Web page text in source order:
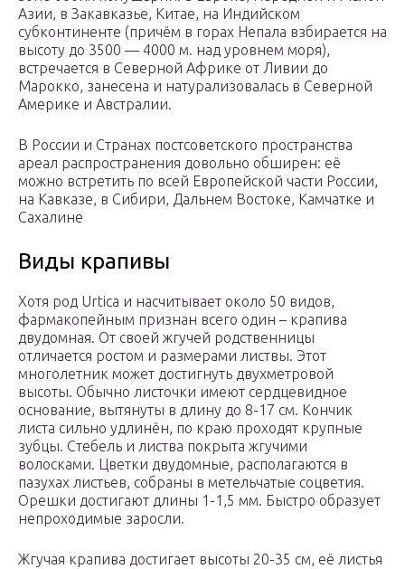
Азии, в Закавказье, Китае, на Индийском
субконтиненте (причём в горах Непала взбирается на
высоту до 3500 — 4000 м. над уровнем моря),
встречается в Северной Африке от Ливии до
Марокко, занесена и натурализовалась в Северной
Америке и Австралии.
В России и Странах постсоветского пространства
ареал распространения довольно обширен: её
можно встретить по всей Европейской части России,
на Кавказе, в Сибири, Дальнем Востоке, Камчатке и
Сахалине
Виды крапивы
Хотя род Urtica и насчитывает около 50 видов,
фармакопейным признан всего один – крапива
двудомная. От своей жгучей родственницы
отличается ростом и размерами листвы. Этот
многолетник может достигнуть двухметровой
высоты. Обычно листочки имеют сердцевидное
основание, вытянуты в длину до 8-17 см. Кончик
листа сильно удлинён, по краю проходят крупные
зубцы. Стебель и листва покрыта жгучими
волосками. Цветки двудомные, располагаются в
пазухах листьев, собраны в метельчатые соцветия.
Орешки достигают длины 1-1,5 мм. Быстро образует
непроходимые заросли.
Жгучая крапива достигает высоты 20-35 см, её листья